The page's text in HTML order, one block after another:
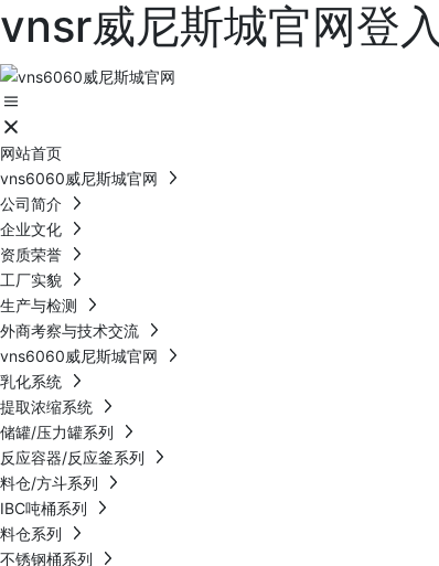
vnsr威尼斯城官网登入
网站首页
vns6060威尼斯城官网
公司简介
企业文化
资质荣誉
工厂实貌
生产与检测
外商考察与技术交流
vns6060威尼斯城官网
乳化系统
提取浓缩系统
储罐/压力罐系列
反应容器/反应釜系列
料仓/方斗系列
IBC吨桶系列
料仓系列
不锈钢桶系列